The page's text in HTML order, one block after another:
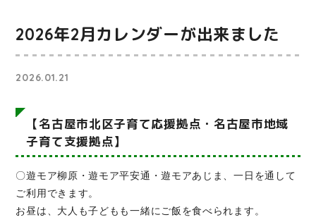
2026年2月カレンダーが出来ました
2026.01.21
【名古屋市北区子育て応援拠点・名古屋市地域
子育て支援拠点】
〇遊モア柳原・遊モア平安通・遊モアあじま、一日を通して
ご利用できます。
お昼は、大人も子どもも一緒にご飯を食べられます。